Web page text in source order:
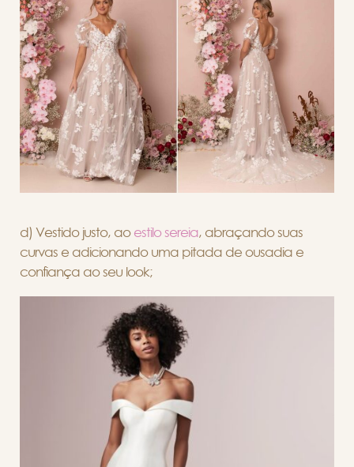
d) Vestido justo, ao estilo sereia, abraçando suas
curvas e adicionando uma pitada de ousadia e
confiança ao seu look;